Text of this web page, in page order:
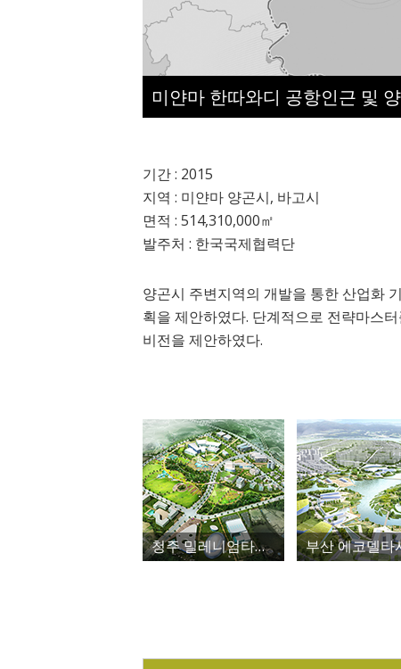
미얀마 한따와디 공항인근 및
기간 : 2015
지역 : 미얀마 양곤시, 바고시
면적 : 514,310,000㎡
발주처 : 한국국제협력단
양곤시 주변지역의 개발을 통한 산업화
획을 제안하였다. 단계적으로 전략마스
비전을 제안하였다.
청주 밀레니엄타운 도시개발사업 조사설계